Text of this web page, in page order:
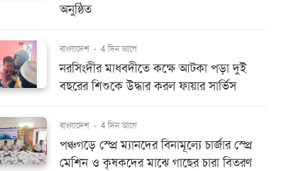
অনুষ্ঠিত
বাংলাদেশ - 4 দিন আগে
নরসিংদীর মাধবদীতে কক্ষে আটকা পড়া দুই
বছরের শিশুকে উদ্ধার করল ফায়ার সার্ভিস
বাংলাদেশ - 4 দিন আগে
পঞ্চগড়ে স্প্রে ম্যানদের বিনামূল্যে চার্জার স্প্রে
মেশিন ও কৃষকদের মাঝে গাছের চারা বিতরণ